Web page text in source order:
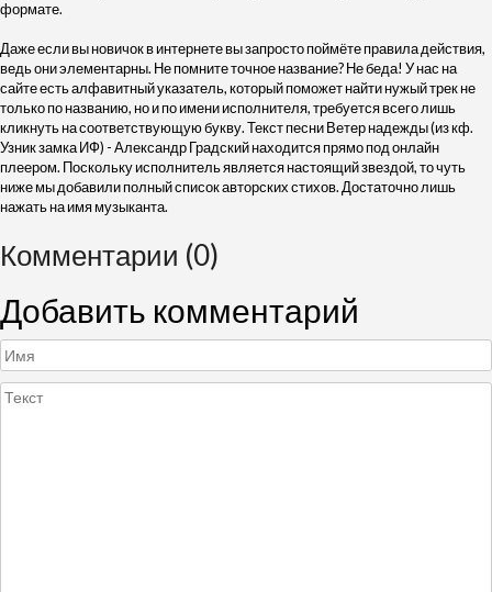
формате.
Даже если вы новичок в интернете вы запросто поймёте правила действия,
ведь они элементарны. Не помните точное название? Не беда! У нас на
сайте есть алфавитный указатель, который поможет найти нужый трек не
только по названию, но и по имени исполнителя, требуется всего лишь
кликнуть на соответствующую букву. Текст песни Ветер надежды (из кф.
Узник замка ИФ) - Александр Градский находится прямо под онлайн
плеером. Поскольку исполнитель является настоящий звездой, то чуть
ниже мы добавили полный список авторских стихов. Достаточно лишь
нажать на имя музыканта.
Комментарии (0)
Добавить комментарий